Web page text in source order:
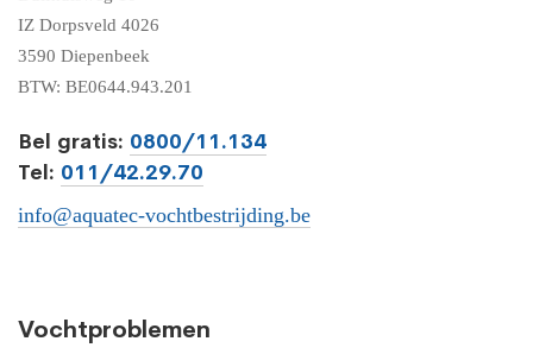
IZ Dorpsveld 4026
3590 Diepenbeek
BTW: BE0644.943.201
Bel gratis: 0800/11.134
Tel: 011/42.29.70
info@aquatec-vochtbestrijding.be
Vochtproblemen